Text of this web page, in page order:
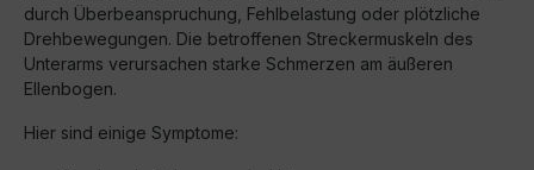
durch Überbeanspruchung, Fehlbelastung oder plötzliche
Drehbewegungen. Die betroffenen Streckermuskeln des
Unterarms verursachen starke Schmerzen am äußeren
Ellenbogen.
Hier sind einige Symptome: